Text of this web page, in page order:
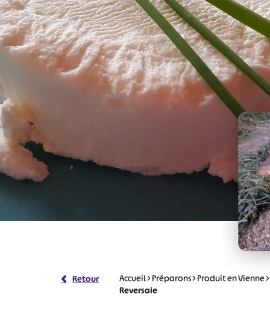
Retour Accueil>Préparons>Produit en Vienne
Reversaie